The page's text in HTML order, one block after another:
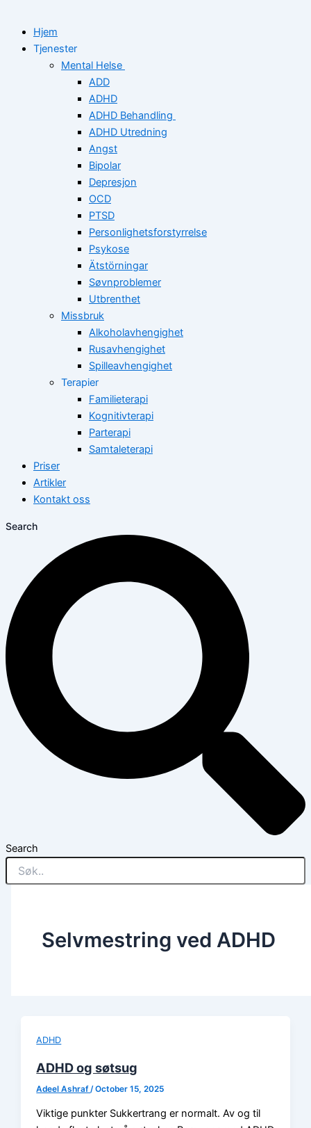
Hjem
Tjenester
Mental Helse
ADD
ADHD
ADHD Behandling
ADHD Utredning
Angst
Bipolar
Depresjon
OCD
PTSD
Personlighetsforstyrrelse
Psykose
Ätstörningar
Søvnproblemer
Utbrenthet
Missbruk
Alkoholavhengighet
Rusavhengighet
Spilleavhengighet
Terapier
Familieterapi
Kognitivterapi
Parterapi
Samtaleterapi
Priser
Artikler
Kontakt oss
Search
Search
Selvmestring ved ADHD
ADHD
ADHD og søtsug
Adeel Ashraf /October 15, 2025
Viktige punkter Sukkertrang er normalt. Av og til